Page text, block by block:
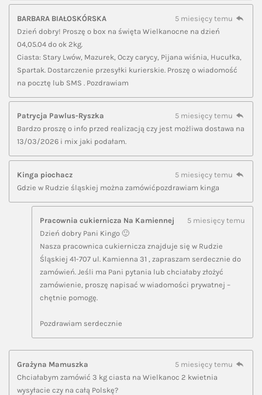
BARBARA BIAŁOSKÓRSKA
5 miesięcy temu
Dzień dobry! Proszę o box na święta Wielkanocne na dzień
04,05.04 do ok 2kg.
Ciasta: Stary Lwów, Mazurek, Oczy carycy, Pijana wiśnia, Hucułka,
Spartak. Dostarczenie przesyłki kurierskie. Proszę o wiadomość
na pocztę lub SMS . Pozdrawiam
Patrycja Pawlus-Ryszka
5 miesięcy temu
Bardzo proszę o info przed realizacją czy jest możliwa dostawa na
13/03/2026 i mix jaki podałam.
Kinga piochacz
5 miesięcy temu
Gdzie w Rudzie śląskiej można zamówićpozdrawiam kinga
Pracownia cukiernicza Na Kamiennej
5 miesięcy temu
Dzień dobry Pani Kingo 🙂
Nasza pracownica cukiernicza znajduje się w Rudzie
Śląskiej 41-707 ul. Kamienna 31 , zapraszam serdecznie do
zamówień. Jeśli ma Pani pytania lub chciałaby złożyć
zamówienie, proszę napisać w wiadomości prywatnej –
chętnie pomogę.
Pozdrawiam serdecznie
Grażyna Mamuszka
5 miesięcy temu
Chciałabym zamówić 3 kg ciasta na Wielkanoc 2 kwietnia
wysyłacie czy na całą Polskę?